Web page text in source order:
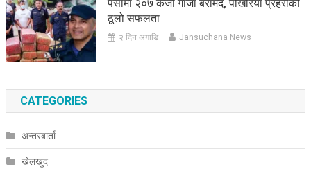
पर्सामा २०७ केजी गाँजा बरामद, पोखरिया प्रहरीको
ठूलो सफलता
२ दिन अगाडि Jansuchana News
CATEGORIES
अन्तरबार्ता
खेलखुद